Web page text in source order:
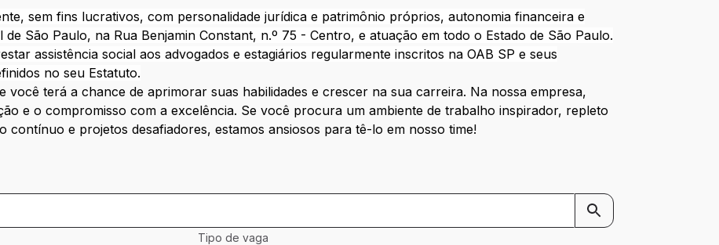
sem fins lucrativos, com personalidade jurídica e patrimônio próprios, autonomia financeira e
de São Paulo, na Rua Benjamin Constant, n.º 75 - Centro, e atuação em todo o Estado de São Paulo.
assistência social aos advogados e estagiários regularmente inscritos na OAB SP e seus
no seu Estatuto.
você terá a chance de aprimorar suas habilidades e crescer na sua carreira. Na nossa empresa,
e o compromisso com a excelência. Se você procura um ambiente de trabalho inspirador, repleto
contínuo e projetos desafiadores, estamos ansiosos para tê-lo em nosso time!
Tipo de vaga